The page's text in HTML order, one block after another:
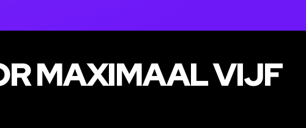
MAXIMAAL VIJF